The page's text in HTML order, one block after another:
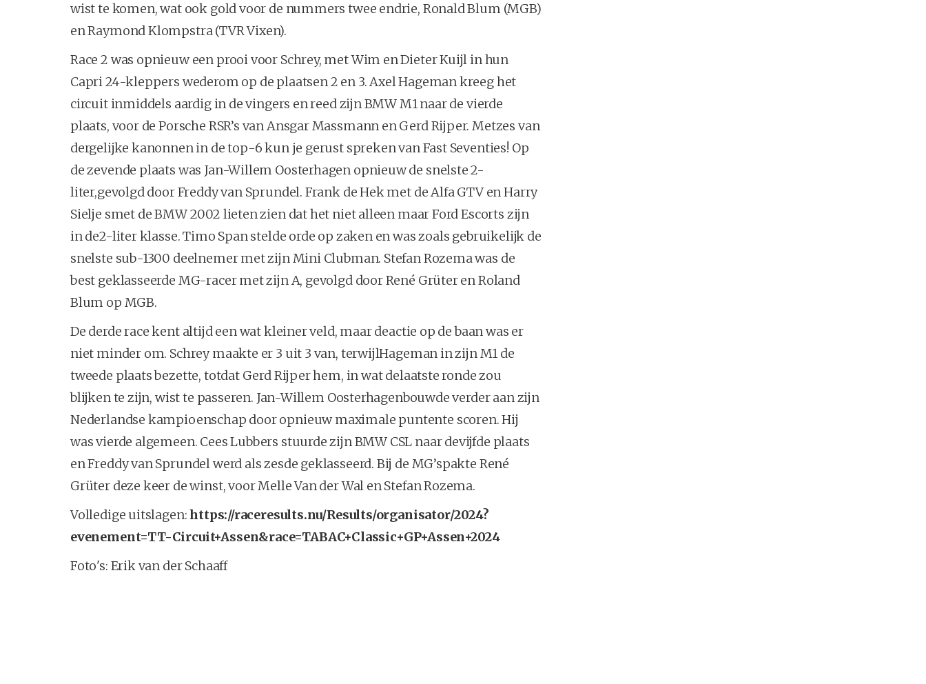
wist te komen, wat ook gold voor de nummers twee endrie, Ronald Blum (MGB)
en Raymond Klompstra (TVR Vixen).
Race 2 was opnieuw een prooi voor Schrey, met Wim en Dieter Kuijl in hun
Capri 24-kleppers wederom op de plaatsen 2 en 3. Axel Hageman kreeg het
circuit inmiddels aardig in de vingers en reed zijn BMW M1 naar de vierde
plaats, voor de Porsche RSR’s van Ansgar Massmann en Gerd Rijper. Metzes van
dergelijke kanonnen in de top-6 kun je gerust spreken van Fast Seventies! Op
de zevende plaats was Jan-Willem Oosterhagen opnieuw de snelste 2-
liter,gevolgd door Freddy van Sprundel. Frank de Hek met de Alfa GTV en Harry
Sielje smet de BMW 2002 lieten zien dat het niet alleen maar Ford Escorts zijn
in de2-liter klasse. Timo Span stelde orde op zaken en was zoals gebruikelijk de
snelste sub-1300 deelnemer met zijn Mini Clubman. Stefan Rozema was de
best geklasseerde MG-racer met zijn A, gevolgd door René Grüter en Roland
Blum op MGB.
De derde race kent altijd een wat kleiner veld, maar deactie op de baan was er
niet minder om. Schrey maakte er 3 uit 3 van, terwijlHageman in zijn M1 de
tweede plaats bezette, totdat Gerd Rijper hem, in wat delaatste ronde zou
blijken te zijn, wist te passeren. Jan-Willem Oosterhagenbouwde verder aan zijn
Nederlandse kampioenschap door opnieuw maximale puntente scoren. Hij
was vierde algemeen. Cees Lubbers stuurde zijn BMW CSL naar devijfde plaats
en Freddy van Sprundel werd als zesde geklasseerd. Bij de MG’spakte René
Grüter deze keer de winst, voor Melle Van der Wal en Stefan Rozema.
Volledige uitslagen:https://raceresults.nu/Results/organisator/2024?
evenement=TT-Circuit+Assen&race=TABAC+Classic+GP+Assen+2024
Foto's: Erik van der Schaaff